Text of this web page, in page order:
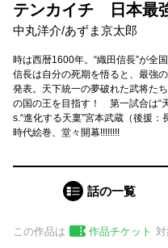
テンカイチ 日本最
中丸洋介/あずま京太郎
時は西暦1600年。“織田信長”が全
信長は自分の死期を悟ると、最強
発表。天下統一の夢破れた武将た
の国の王を目指す！ 第一試合は“
s.“進化する天稟”宮本武蔵（後援
時代絵巻、堂々開幕!!!!!!!!
話の一覧
この作品は 作品チケット